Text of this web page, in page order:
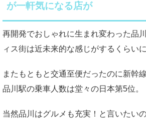
が一軒気になる店が
再開発でおしゃれに生まれ変わった品
ィス街は近未来的な感じがするくらいに
またもともと交通至便だったのに新幹
品川駅の乗車人数は堂々の日本第5位。
当然品川はグルメも充実！と言いたい